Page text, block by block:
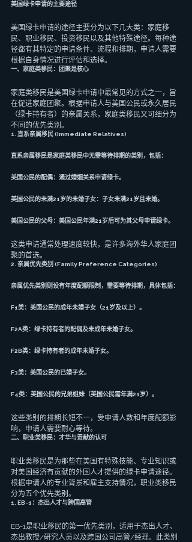
美国绿卡申请的主要途径
美国绿卡申请的途径主要分为以下几大类：家庭移
民、职业移民、投资移民以及其他特殊途径。每种途
径都有其特定的申请条件、流程和排期，申请人需要
根据自身情况进行评估和选择。
一、家庭类移民：团聚是核心
家庭类移民是美国绿卡申请中最常见的方式之一，旨
在促进家庭团聚。根据申请人与美国公民或永久居民
（绿卡持有者）的亲属关系，家庭类移民又可细分为
不同的优先类别。
1. 直系亲属移民 (Immediate Relatives)
直系亲属移民是家庭类移民中无需等待排期的类别，包括：
美国公民的配偶：通过婚姻关系申请绿卡。
美国公民的未满21岁的未婚子女：子女未满21岁且未婚。
美国公民的父母：美国公民年满21岁后可为其父母申请绿卡。
这类申请通常处理速度较快，是许多海外华人家庭团
聚的首选。
2. 亲属优先类别 (Family Preference Categories)
亲属优先类别则设有年度配额限制，需要等待排期，具体包括：
F1类：美国公民的成年未婚子女（21岁及以上）。
F2A类：绿卡持有者的配偶及未成年未婚子女。
F2B类：绿卡持有者的成年未婚子女。
F3类：美国公民的已婚子女。
F4类：美国公民的兄弟姐妹（美国公民需年满21岁）。
这些类别的排期长短不一，受申请人数和年度配额影
响，申请人需要耐心等待。
二、职业类移民：才华与贡献的认可
职业类移民是为那些在美国有特殊技能、专业知识或
对美国经济有贡献的外国人才提供的绿卡申请途径。
根据申请人的专业背景和雇主支持情况，职业类移民
分为五个优先类别。
1. EB-1：杰出人才与跨国高管
EB-1是职业移民的第一优先类别，适用于杰出人才、
杰出教授/研究人员以及跨国公司高管/经理。此类别